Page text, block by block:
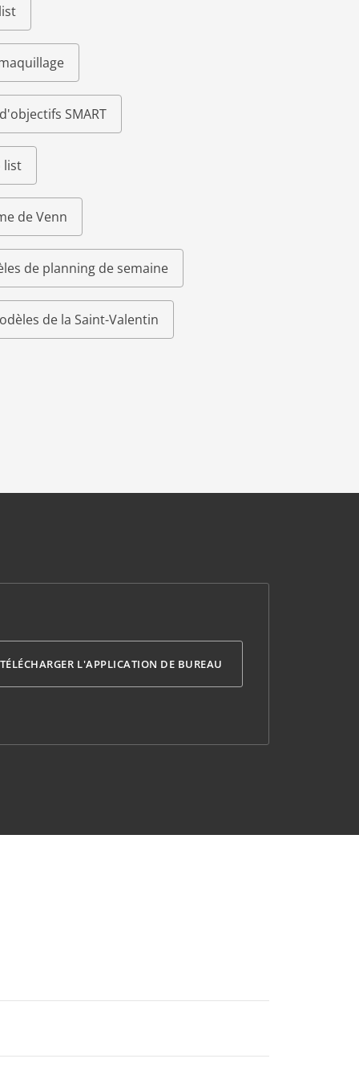
SMART
list
de Venn
de planning de semaine
de la Saint-Valentin
TÉLÉCHARGER L'APPLICATION DE BUREAU